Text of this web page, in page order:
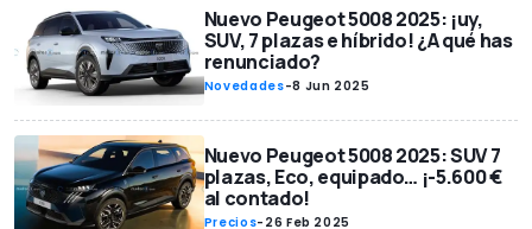
Nuevo Peugeot 5008 2025: ¡uy,
SUV, 7 plazas e híbrido! ¿A qué has
renunciado?
Novedades-8 Jun 2025
Nuevo Peugeot 5008 2025: SUV 7
plazas, Eco, equipado… ¡-5.600 €
al contado!
Precios- 26 Feb 2025